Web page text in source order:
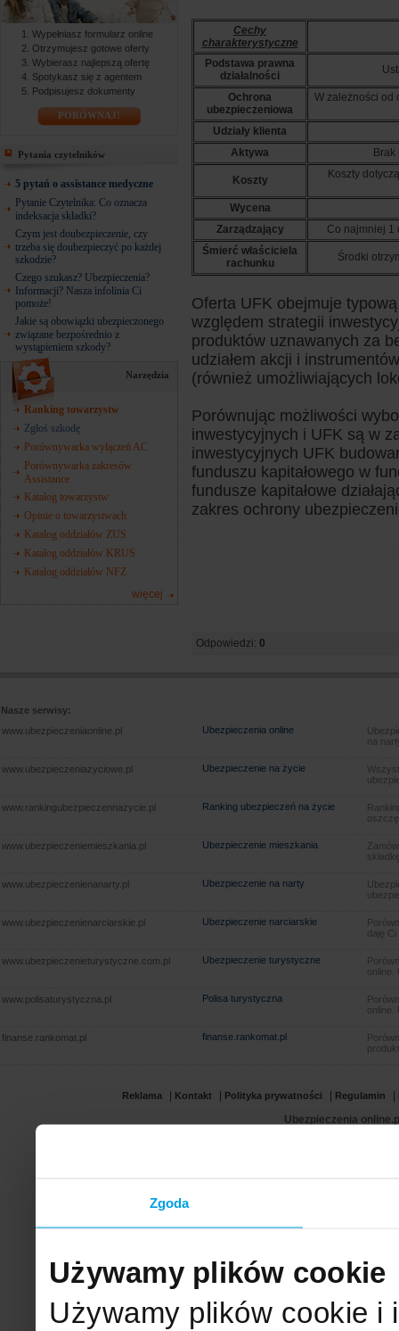
Zgoda
Używamy plików cookie
Używamy plików cookie i
Wypełniasz formularz online
Otrzymujesz gotowe oferty
Wybierasz najlepszą ofertę
Spotykasz się z agentem
Podpisujesz dokumenty
PORÓWNAJ!
Pytania czytelników
5 pytań o assistance medyczne
Pytanie Czytelnika: Co oznacza
indeksacja składki?
Czym jest doubezpieczenie, czy
trzeba się doubezpieczyć po każdej
szkodzie?
Czego szukasz? Ubezpieczenia?
Informacji? Nasza infolinia Ci
pomoże!
Jakie są obowiązki ubezpieczonego
związane bezpośrednio z
wystąpieniem szkody?
Narzędzia
Ranking towarzystw
Zgłoś szkodę
Porównywarka wyłączeń AC
Porównywarka zakresów
Assistance
Katalog towarzystw
Opinie o towarzystwach
Katalog oddziałów ZUS
Katalog oddziałów KRUS
Katalog oddziałów NFZ
więcej
Cechy
charakterystyczne
Podstawa prawna
działalności
Ochrona
ubezpieczeniowa
W zależności od
Udziały klienta
Aktywa
Koszty Koszty
Wycena
Zarządzający
Co najmniej 1
Śmierć właściciela
rachunku
Środki
Oferta UFK obejmuje
względem strategii
produktów uznawanych za
udziałem akcji i
(również umożliwiających
Porównując możliwości
inwestycyjnych i UFK są w
inwestycyjnych UFK
funduszu kapitałowego w
fundusze kapitałowe
zakres ochrony
Odpowiedzi: 0
Nasze serwisy:
www.ubezpieczeniaonline.pl
Ubezpieczenia online
na
www.ubezpieczeniazyciowe.pl Ubezpieczenie na życie
www.rankingubezpieczennazycie.pl Ranking ubezpieczeń na życie
www.ubezpieczeniemieszkania.pl Ubezpieczenie mieszkania
www.ubezpieczenienanarty.pl Ubezpieczenie na narty
www.ubezpieczenienarciarskie.pl Ubezpieczenie narciarskie
daję
www.ubezpieczenieturystyczne.com.pl Ubezpieczenie turystyczne
www.polisaturystyczna.pl Polisa turystyczna
finanse.rankomat.pl finanse.rankomat.pl
Reklama Kontakt Polityka prywatności Regulamin
Ubezpieczenia